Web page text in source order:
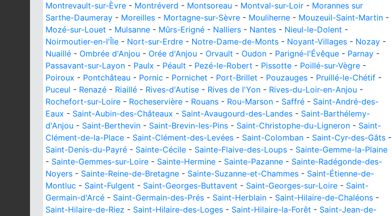
Montrevault-sur-Èvre - Montréverd - Montsoreau - Montval-sur-Loir - Morannes sur
Sarthe-Daumeray - Moreilles - Mortagne-sur-Sèvre - Mouliherne - Mouzeuil-Saint-Martin -
Mozé-sur-Louet - Mulsanne - Mûrs-Erigné - Nalliers - Nantes - Nieul-le-Dolent -
Noirmoutier-en-l'Île - Nort-sur-Erdre - Notre-Dame-de-Monts - Noyant-Villages - Nozay -
Nuaillé - Ombrée d'Anjou - Orée d'Anjou - Orvault - Oudon - Parigné-l'Évêque - Parnay -
Passavant-sur-Layon - Paulx - Péault - Pezé-le-Robert - Pissotte - Poillé-sur-Vègre -
Poiroux - Pontchâteau - Pornic - Pornichet - Port-Brillet - Pouzauges - Pruillé-le-Chétif -
Puceul - Renazé - Riaillé - Rives-d'Autise - Rives de l'Yon - Rives-du-Loir-en-Anjou -
Rochefort-sur-Loire - Rocheservière - Rouans - Rou-Marson - Saffré - Saint-André-des-
Eaux - Saint-Aubin-des-Châteaux - Saint-Avaugourd-des-Landes - Saint-Barthélemy-
d'Anjou - Saint-Berthevin - Saint-Brevin-les-Pins - Saint-Christophe-du-Ligneron - Saint-
Clément-de-la-Place - Saint-Clément-des-Levées - Saint-Colomban - Saint-Cyr-des-Gâts -
Saint-Denis-du-Payré - Sainte-Cécile - Sainte-Flaive-des-Loups - Sainte-Gemme-la-Plaine
- Sainte-Gemmes-sur-Loire - Sainte-Hermine - Sainte-Pazanne - Sainte-Radégonde-des-
Noyers - Sainte-Reine-de-Bretagne - Sainte-Suzanne-et-Chammes - Saint-Étienne-de-
Montluc - Saint-Fulgent - Saint-Georges-Buttavent - Saint-Georges-sur-Loire - Saint-
Germain-d'Arcé - Saint-Germain-des-Prés - Saint-Herblain - Saint-Hilaire-de-Chaléons -
Saint-Hilaire-de-Riez - Saint-Hilaire-des-Loges - Saint-Hilaire-la-Forêt - Saint-Jean-de-